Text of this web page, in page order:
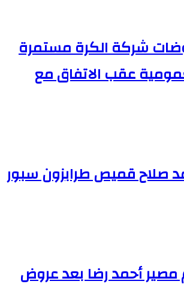
شركة الكرة مستمرة
عقب الاتفاق مع
صلاح قميص طرابزون سبور
أحمد رضا بعد عروض